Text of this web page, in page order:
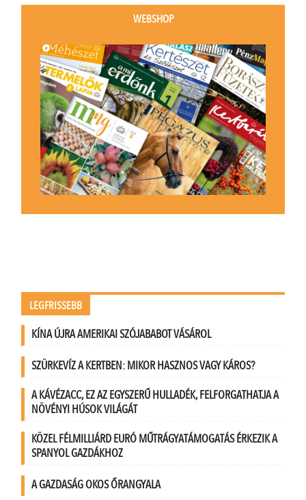
WEBSHOP
LEGFRISSEBB
KÍNA ÚJRA AMERIKAI SZÓJABABOT VÁSÁROL
SZÜRKEVÍZ A KERTBEN: MIKOR HASZNOS VAGY KÁROS?
A KÁVÉZACC, EZ AZ EGYSZERŰ HULLADÉK, FELFORGATHATJA A
NÖVÉNYI HÚSOK VILÁGÁT
KÖZEL FÉLMILLIÁRD EURÓ MŰTRÁGYATÁMOGATÁS ÉRKEZIK A
SPANYOL GAZDÁKHOZ
A GAZDASÁG OKOS ŐRANGYALA